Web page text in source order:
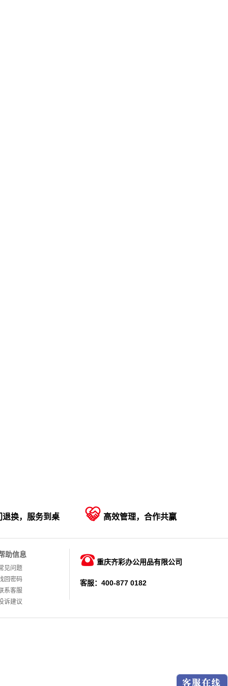
换，服务到桌  高效管理，合作共赢
助信息
见问题
回密码
系客服
诉建议
重庆齐彩办公用品有限公司
客服：400-877 0182